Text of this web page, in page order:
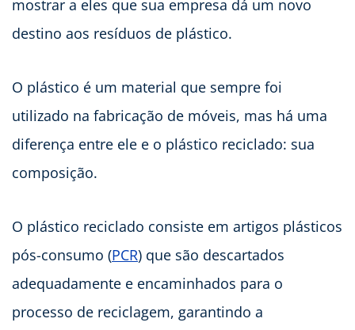
mostrar a eles que sua empresa dá um novo
destino aos resíduos de plástico.
O plástico é um material que sempre foi
utilizado na fabricação de móveis, mas há uma
diferença entre ele e o plástico reciclado: sua
composição.
O plástico reciclado consiste em artigos plásticos
pós-consumo (PCR) que são descartados
adequadamente e encaminhados para o
processo de reciclagem, garantindo a